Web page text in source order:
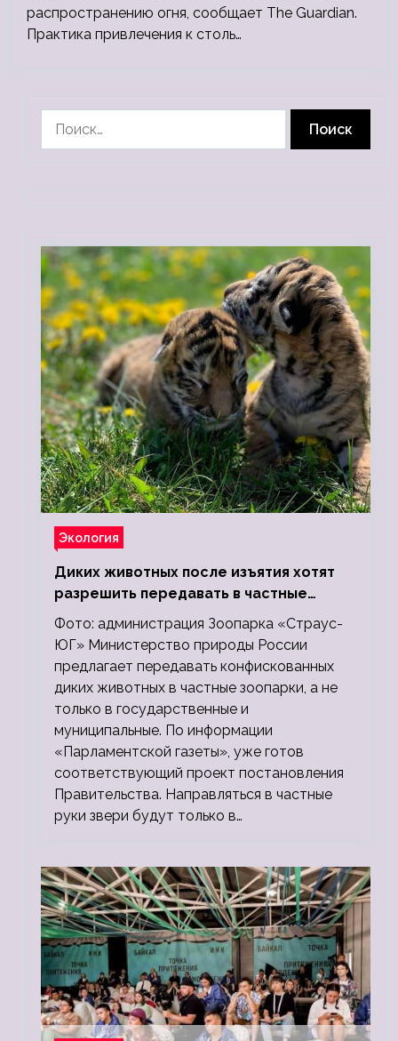
распространению огня, сообщает The Guardian.
Практика привлечения к столь…
Экология
Диких животных после изъятия хотят
разрешить передавать в частные
зоопарки
Фото: администрация Зоопарка «Страус-
ЮГ» Министерство природы России
предлагает передавать конфискованных
диких животных в частные зоопарки, а не
только в государственные и
муниципальные. По информации
«Парламентской газеты», уже готов
соответствующий проект постановления
Правительства. Направляться в частные
руки звери будут только в…